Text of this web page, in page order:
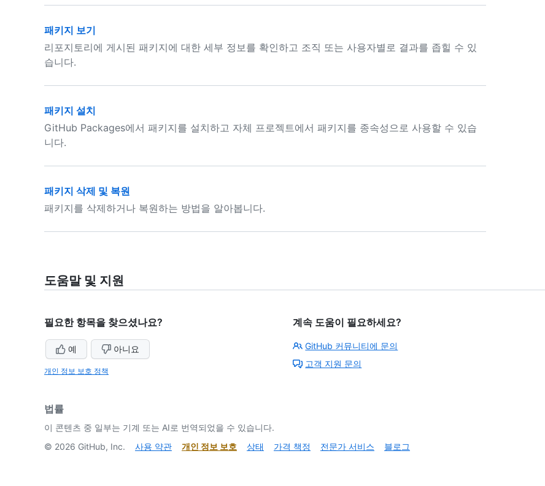
패키지 보기
리포지토리에 게시된 패키지에 대한 세부 정보를 확인하고 조직 또는 사용자별로 결과를 좁힐 수 있
습니다.
패키지 설치
GitHub Packages에서 패키지를 설치하고 자체 프로젝트에서 패키지를 종속성으로 사용할 수 있습
니다.
패키지 삭제 및 복원
패키지를 삭제하거나 복원하는 방법을 알아봅니다.
도움말 및 지원
필요한 항목을 찾으셨나요?
예 아니요
개인 정보 보호 정책
계속 도움이 필요하세요?
GitHub 커뮤니티에 문의
고객 지원 문의
법률
이 콘텐츠 중 일부는 기계 또는 AI로 번역되었을 수 있습니다.
© 2026 GitHub, Inc. 사용 약관 개인 정보 보호 상태 가격 책정 전문가 서비스 블로그